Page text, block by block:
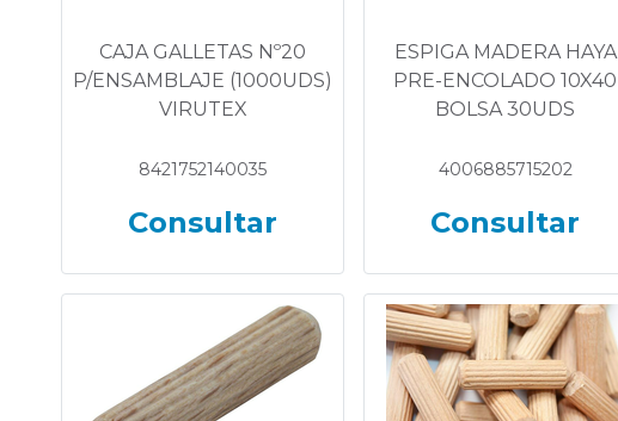
CAJA GALLETAS Nº20
P/ENSAMBLAJE (1000UDS)
VIRUTEX
8421752140035
Consultar
ESPIGA MADERA HAYA
PRE-ENCOLADO 10X40
BOLSA 30UDS
4006885715202
Consultar